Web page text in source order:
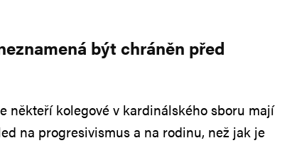
být chráněn před
někteří kolegové v kardinálského sboru mají
na progresivismus a na rodinu, než jak je